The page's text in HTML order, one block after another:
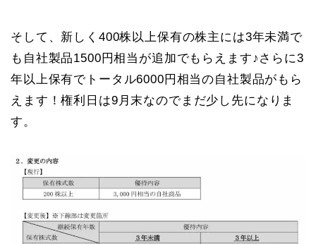
そして、新しく400株以上保有の株主には3年未満で
も自社製品1500円相当が追加でもらえます♪さらに3
年以上保有でトータル6000円相当の自社製品がもら
えます！権利日は9月末なのでまだ少し先になりま
す。